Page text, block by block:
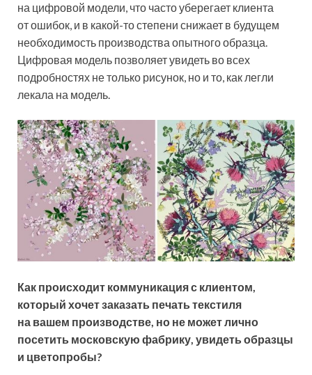
на цифровой модели, что часто уберегает клиента
от ошибок, и в какой-то степени снижает в будущем
необходимость производства опытного образца.
Цифровая модель позволяет увидеть во всех
подробностях не только рисунок, но и то, как легли
лекала на модель.
Как происходит коммуникация с клиентом,
который хочет заказать печать текстиля
на вашем производстве, но не может лично
посетить московскую фабрику, увидеть образцы
и цветопробы?